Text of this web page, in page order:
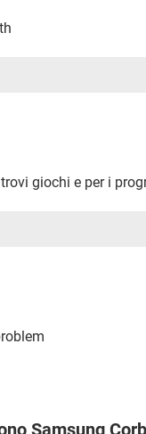
giochi e per i
Samsung